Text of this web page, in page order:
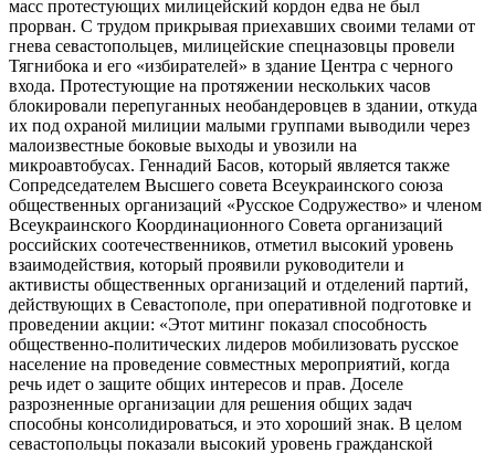
масс протестующих милицейский кордон едва не был
прорван. С трудом прикрывая приехавших своими телами от
гнева севастопольцев, милицейские спецназовцы провели
Тягнибока и его «избирателей» в здание Центра с черного
входа. Протестующие на протяжении нескольких часов
блокировали перепуганных необандеровцев в здании, откуда
их под охраной милиции малыми группами выводили через
малоизвестные боковые выходы и увозили на
микроавтобусах. Геннадий Басов, который является также
Сопредседателем Высшего совета Всеукраинского союза
общественных организаций «Русское Содружество» и членом
Всеукраинского Координационного Совета организаций
российских соотечественников, отметил высокий уровень
взаимодействия, который проявили руководители и
активисты общественных организаций и отделений партий,
действующих в Севастополе, при оперативной подготовке и
проведении акции: «Этот митинг показал способность
общественно-политических лидеров мобилизовать русское
население на проведение совместных мероприятий, когда
речь идет о защите общих интересов и прав. Доселе
разрозненные организации для решения общих задач
способны консолидироваться, и это хороший знак. В целом
севастопольцы показали высокий уровень гражданской